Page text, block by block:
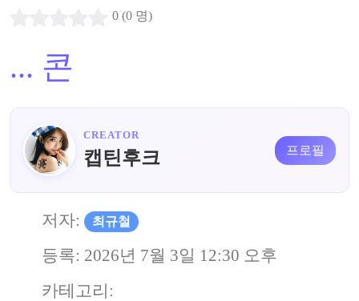
0 (0 명)
... 콘
CREATOR
캡틴후크 프로필
저자: 최규철
등록: 2026년 7월 3일 12:30 오후
카테고리: